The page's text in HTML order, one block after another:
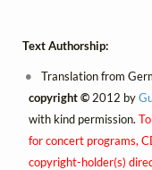
Text Authorship:
Translation from
copyright ©2012 by
with kind permission.
for concert programs,
copyright-holder(s)